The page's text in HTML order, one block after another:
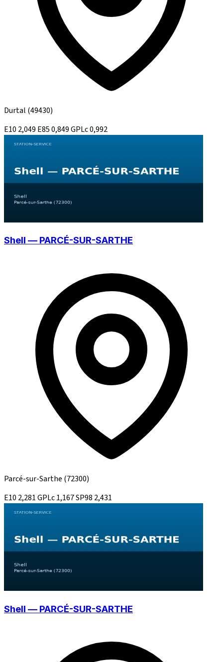
Durtal (49430)
E10 2,049 E850,849GPLc0,992
Shell — PARCÉ-SUR-SARTHE
Parcé-sur-Sarthe (72300)
E10 2,281GPLc1,167SP98 2,431
Shell — PARCÉ-SUR-SARTHE